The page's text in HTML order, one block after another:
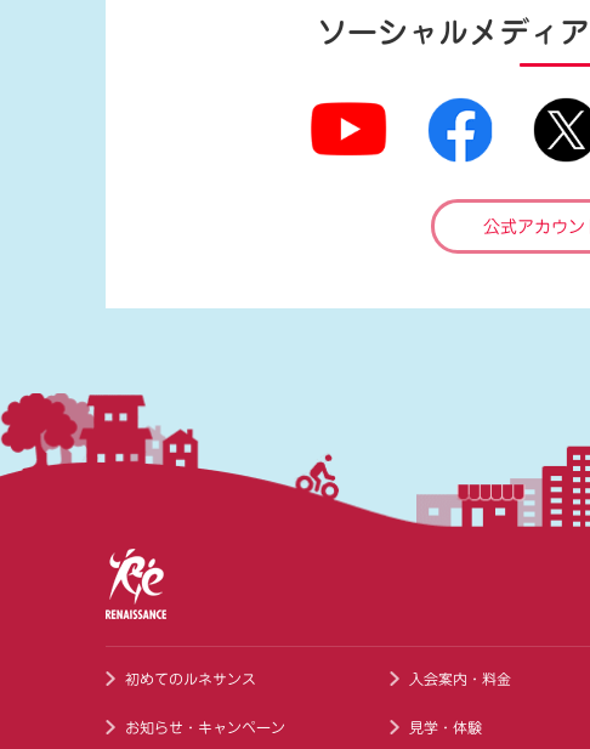
ソーシャルメディア
公式アカウン
初めてのルネサンス
お知らせ・キャンペーン
入会案内・料金
見学・体験